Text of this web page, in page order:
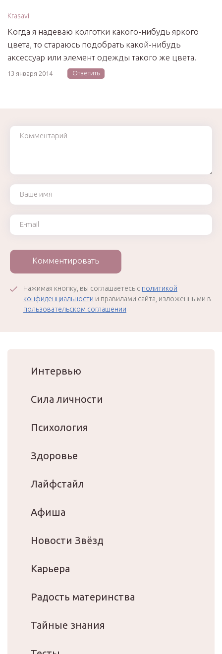
Krasavi
Когда я надеваю колготки какого-нибудь яркого
цвета, то стараюсь подобрать какой-нибудь
аксессуар или элемент одежды такого же цвета.
13 января 2014 Ответить
Комментарий
Ваше имя
Ваш e-mail
Комментировать
Нажимая кнопку, вы соглашаетесь с политикой
конфиденциальности и правилами сайта, изложенными в
пользовательском соглашении
Интервью
Сила личности
Психология
Здоровье
Лайфстайл
Афиша
Новости Звёзд
Карьера
Радость материнства
Тайные знания